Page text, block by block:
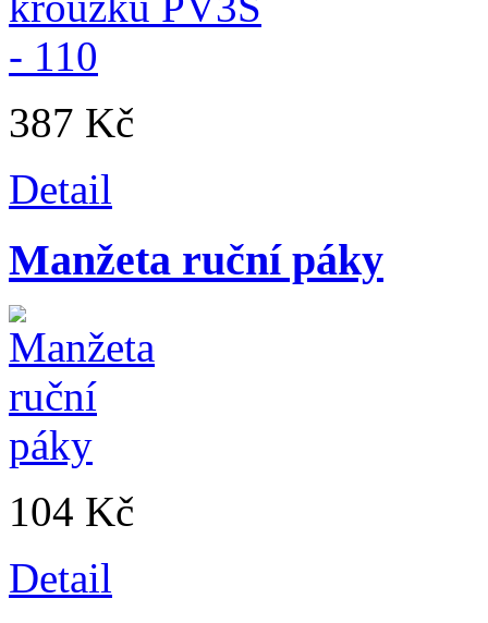
387 Kč
Detail
Manžeta ruční páky
104 Kč
Detail